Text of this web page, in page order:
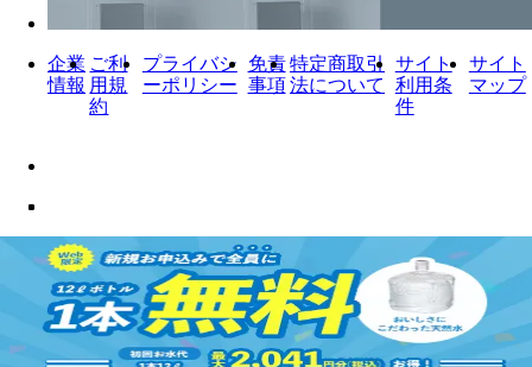
企業
情報
ご利
用規
約
プライバシ
ーポリシー
免責
事項
特定商取引
法について
サイト
利用条
件
サイト
マップ